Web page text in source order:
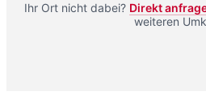
Ihr Ort nicht dabei? Direkt
weiteren